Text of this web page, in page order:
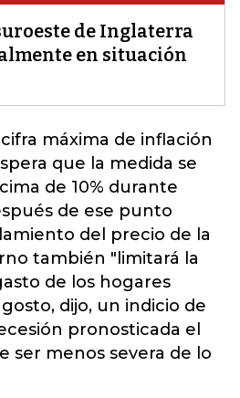
de Inglaterra
en situación
máxima de inflación
que la medida se
de 10% durante
de ese punto
del precio de la
también "limitará la
de los hogares
dijo, un indicio de
pronosticada el
ser menos severa de lo